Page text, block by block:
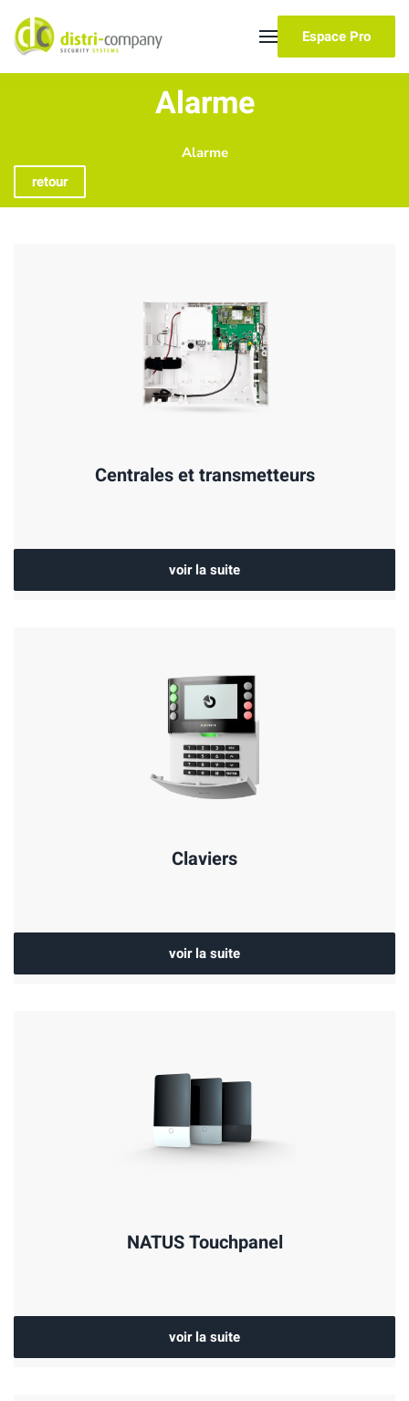
Skip to main content
Espace Pro
Alarme
Alarme
retour
Centrales et transmetteurs
voir la suite
Claviers
voir la suite
NATUS Touchpanel
voir la suite